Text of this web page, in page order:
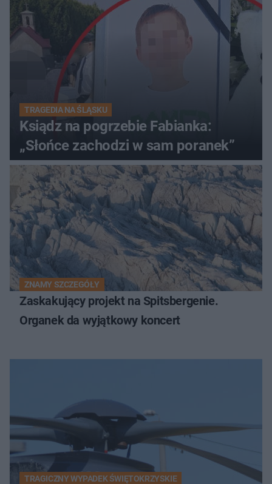
TRAGEDIA NA ŚLĄSKU
Ksiądz na pogrzebie Fabianka:
„Słońce zachodzi w sam poranek”
ZNAMY SZCZEGÓŁY
Zaskakujący projekt na Spitsbergenie.
Organek da wyjątkowy koncert
TRAGICZNY WYPADEK ŚWIĘTOKRZYSKIE